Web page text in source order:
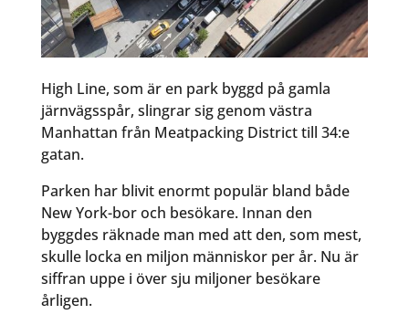
High Line, som är en park byggd på gamla
järnvägsspår, slingrar sig genom västra
Manhattan från Meatpacking District till 34:e
gatan.
Parken har blivit enormt populär bland både
New York-bor och besökare. Innan den
byggdes räknade man med att den, som mest,
skulle locka en miljon människor per år. Nu är
siffran uppe i över sju miljoner besökare
årligen.